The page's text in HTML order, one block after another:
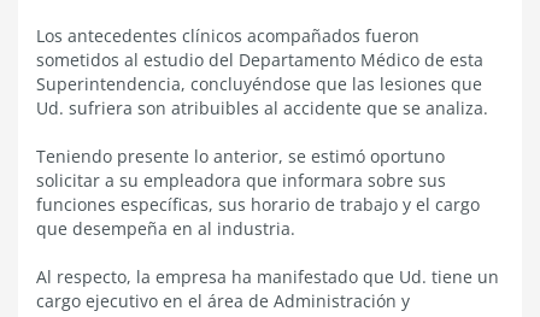
Los antecedentes clínicos acompañados fueron
sometidos al estudio del Departamento Médico de esta
Superintendencia, concluyéndose que las lesiones que
Ud. sufriera son atribuibles al accidente que se analiza.
Teniendo presente lo anterior, se estimó oportuno
solicitar a su empleadora que informara sobre sus
funciones específicas, sus horario de trabajo y el cargo
que desempeña en al industria.
Al respecto, la empresa ha manifestado que Ud. tiene un
cargo ejecutivo en el área de Administración y